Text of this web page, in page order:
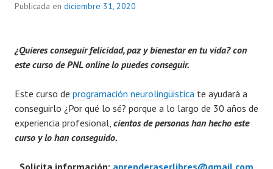
Publicada en diciembre 31, 2020
¿Quieres conseguir felicidad, paz y bienestar en tu vida? con
este curso de PNL online lo puedes conseguir.
Este curso de programación neurolingüistica te ayudará a
conseguirlo ¿Por qué lo sé? porque a lo largo de 30 años de
experiencia profesional, cientos de personas han hecho este
curso y lo han conseguido.
Solicita información: aprenderaserlibres@gmail.com